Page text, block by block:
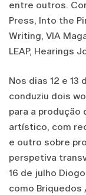
entre outros.
Press, Into the
Writing, VIA
LEAP, Hearings
Nos dias 12 e
conduziu dois
para a
artístico, com
e outro sobre
perspetiva
16 de julho
como